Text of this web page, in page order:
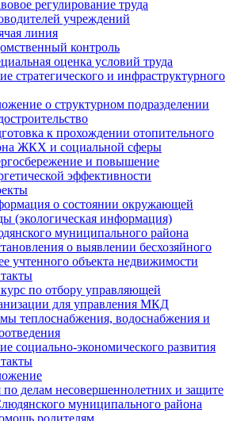
регулирование труда
учреждений
линия
контроль
оценка условий труда
стратегического и инфраструктурного
о структурном подразделении
к прохождении отопительного
ЖКХ и социальной сферы
и повышение
эффективности
о состоянии окружающей
(экологическая информация)
муниципального района
о выявлении бесхозяйного
учтенного объекта недвижимости
по отбору управляющей
для управления МКД
теплоснабжения, водоснабжения и
социально-экономического развития
делам несовершеннолетних и защите
муниципального района
родителям